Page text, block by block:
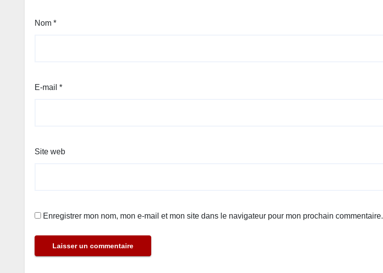
Nom *
E-mail *
Site web
Enregistrer mon nom, mon e-mail et mon site dans le navigateur pour mon prochain commentaire.